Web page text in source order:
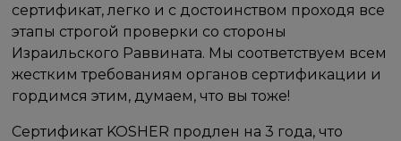
сертификат, легко и с достоинством проходя все
этапы строгой проверки со стороны
Израильского Раввината. Мы соответствуем всем
жестким требованиям органов сертификации и
гордимся этим, думаем, что вы тоже!
Сертификат KOSHER продлен на 3 года, что